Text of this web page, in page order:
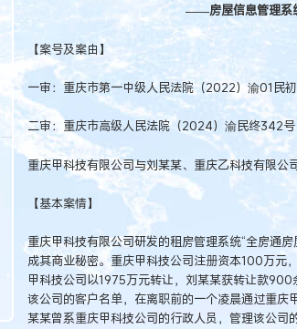
——房屋信息管理系统
【案号及案由】
一审：重庆市第一中级人民法院（2022）渝01民
二审：重庆市高级人民法院（2024）渝民终342号
重庆甲科技有限公司与刘某某、重庆乙科技有限公
【基本案情】
重庆甲科技有限公司研发的租房管理系统“全房通
成其商业秘密。重庆甲科技公司注册资本100万元
甲科技公司以1975万元转让，刘某某获转让款
该公司的客户名单，在离职前的一个凌晨通过重
某某曾系重庆甲科技公司的行政人员，管理该公司